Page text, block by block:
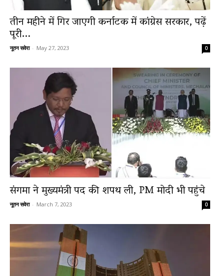
तीन महीने में गिर जाएगी कर्नाटक में कांग्रेस सरकार, पढ़ें
पूरी...
नूतन सवेरा - May 27, 2023 0
संगमा ने मुख्यमंत्री पद की शपथ ली, PM मोदी भी पहुंचे
नूतन सवेरा - March 7, 2023 0